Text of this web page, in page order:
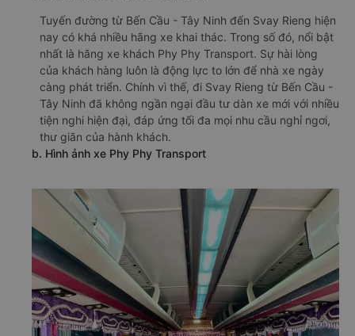
Tuyến đường từ Bến Cầu - Tây Ninh đến Svay Rieng hiện
nay có khá nhiều hãng xe khai thác. Trong số đó, nổi bật
nhất là hãng xe khách Phy Phy Transport. Sự hài lòng
của khách hàng luôn là động lực to lớn để nhà xe ngày
càng phát triển. Chính vì thế, đi Svay Rieng từ Bến Cầu -
Tây Ninh đã không ngần ngại đầu tư dàn xe mới với nhiều
tiện nghi hiện đại, đáp ứng tối đa mọi nhu cầu nghỉ ngơi,
thư giãn của hành khách.
b. Hình ảnh xe Phy Phy Transport